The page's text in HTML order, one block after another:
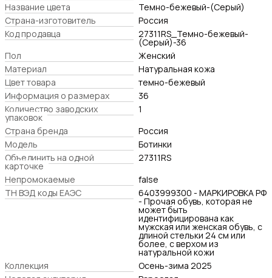
Название цвета
Темно-бежевый-(Серый)
Страна-изготовитель
Россия
Код продавца
27311RS_Темно-бежевый-
(Серый)-36
Пол
Женский
Материал
Натуральная кожа
Цвет товара
темно-бежевый
Информация о размерах
36
Количество заводских
упаковок
1
Страна бренда
Россия
Модель
Ботинки
Объединить на одной
карточке
27311RS
Непромокаемые
false
ТН ВЭД коды ЕАЭС
6403999300 - МАРКИРОВКА РФ
- Прочая обувь, которая не
может быть
идентифицирована как
мужская или женская обувь, с
длиной стельки 24 см или
более, с верхом из
натуральной кожи
Коллекция
Осень-зима 2025